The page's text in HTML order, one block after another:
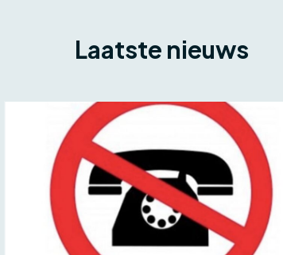
Laatste nieuws